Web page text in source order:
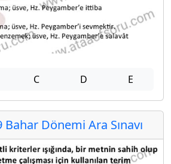
C D E
Dönemi Ara Sınavı